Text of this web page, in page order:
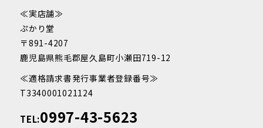
≪実店舗≫
ぷかり堂
〒891-4207
鹿児島県熊毛郡屋久島町小瀬田719-12
≪適格請求書発行事業者登録番号≫
T3340001021124
TEL:0997-43-5623